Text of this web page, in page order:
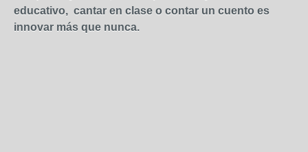
educativo, cantar en clase o contar un cuento es
innovar más que nunca.